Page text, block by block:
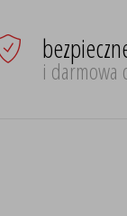
i darmowa